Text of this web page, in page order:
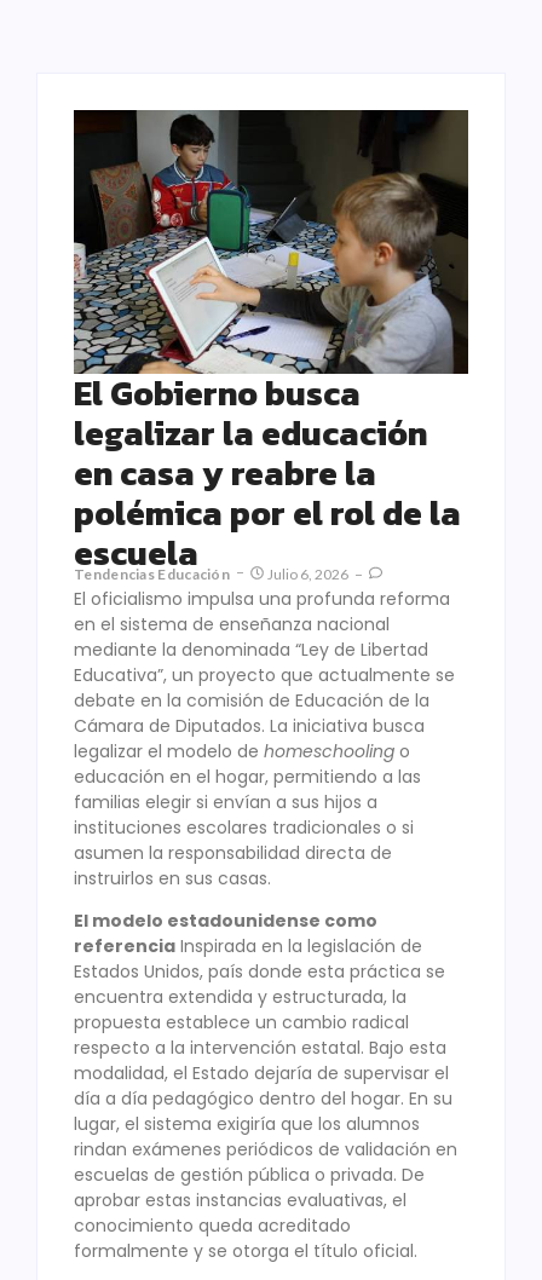
El Gobierno busca
legalizar la educación
en casa y reabre la
polémica por el rol de la
escuela
Tendencias Educación Julio 6, 2026
El oficialismo impulsa una profunda reforma
en el sistema de enseñanza nacional
mediante la denominada “Ley de Libertad
Educativa”, un proyecto que actualmente se
debate en la comisión de Educación de la
Cámara de Diputados. La iniciativa busca
legalizar el modelo de homeschooling o
educación en el hogar, permitiendo a las
familias elegir si envían a sus hijos a
instituciones escolares tradicionales o si
asumen la responsabilidad directa de
instruirlos en sus casas.
El modelo estadounidense como
referencia Inspirada en la legislación de
Estados Unidos, país donde esta práctica se
encuentra extendida y estructurada, la
propuesta establece un cambio radical
respecto a la intervención estatal. Bajo esta
modalidad, el Estado dejaría de supervisar el
día a día pedagógico dentro del hogar. En su
lugar, el sistema exigiría que los alumnos
rindan exámenes periódicos de validación en
escuelas de gestión pública o privada. De
aprobar estas instancias evaluativas, el
conocimiento queda acreditado
formalmente y se otorga el título oficial.